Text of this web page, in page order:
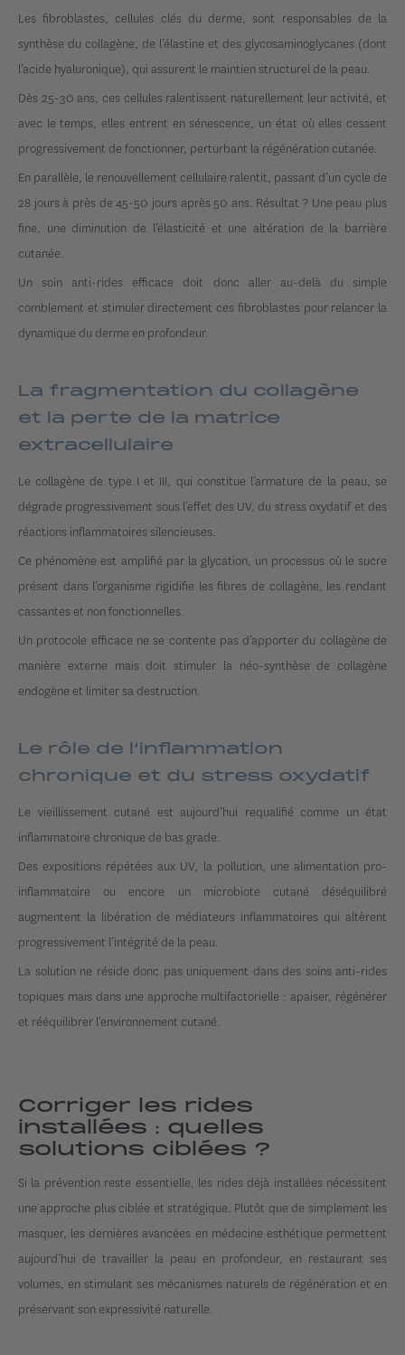
Les fibroblastes, cellules clés du derme, sont responsables de la
synthèse du collagène, de l’élastine et des glycosaminoglycanes (dont
l’acide hyaluronique), qui assurent le maintien structurel de la peau.
Dès 25-30 ans, ces cellules ralentissent naturellement leur activité, et
avec le temps, elles entrent en sénescence, un état où elles cessent
progressivement de fonctionner, perturbant la régénération cutanée.
En parallèle, le renouvellement cellulaire ralentit, passant d’un cycle de
28 jours à près de 45-50 jours après 50 ans. Résultat ? Une peau plus
fine, une diminution de l’élasticité et une altération de la barrière
cutanée.
Un soin anti-rides efficace doit donc aller au-delà du simple
comblement et stimuler directement ces fibroblastes pour relancer la
dynamique du derme en profondeur.
La fragmentation du collagène
et la perte de la matrice
extracellulaire
Le collagène de type I et III, qui constitue l’armature de la peau, se
dégrade progressivement sous l’effet des UV, du stress oxydatif et des
réactions inflammatoires silencieuses.
Ce phénomène est amplifié par la glycation, un processus où le sucre
présent dans l’organisme rigidifie les fibres de collagène, les rendant
cassantes et non fonctionnelles.
Un protocole efficace ne se contente pas d’apporter du collagène de
manière externe mais doit stimuler la néo-synthèse de collagène
endogène et limiter sa destruction.
Le rôle de l’inflammation
chronique et du stress oxydatif
Le vieillissement cutané est aujourd’hui requalifié comme un état
inflammatoire chronique de bas grade.
Des expositions répétées aux UV, la pollution, une alimentation pro-
inflammatoire ou encore un microbiote cutané déséquilibré
augmentent la libération de médiateurs inflammatoires qui altèrent
progressivement l’intégrité de la peau.
La solution ne réside donc pas uniquement dans des soins anti-rides
topiques mais dans une approche multifactorielle : apaiser, régénérer
et rééquilibrer l’environnement cutané.
Corriger les rides
installées : quelles
solutions ciblées ?
Si la prévention reste essentielle, les rides déjà installées nécessitent
une approche plus ciblée et stratégique. Plutôt que de simplement les
masquer, les dernières avancées en médecine esthétique permettent
aujourd’hui de travailler la peau en profondeur, en restaurant ses
volumes, en stimulant ses mécanismes naturels de régénération et en
préservant son expressivité naturelle.